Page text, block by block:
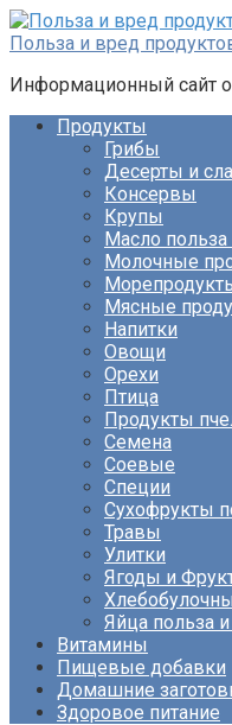
Перейти
к
Польза и вред
Информационный сайт
Продукты
Грибы
Десерты и
Консервы
Крупы
Масло
Молочные
Мясные
Напитки
Овощи
Орехи
Птица
Продукты
Семена
Соевые
Специи
Сухофрукты
Травы
Улитки
Ягоды и
Яйца польза
Витамины
Пищевые добавки
Домашние
Здоровое питание